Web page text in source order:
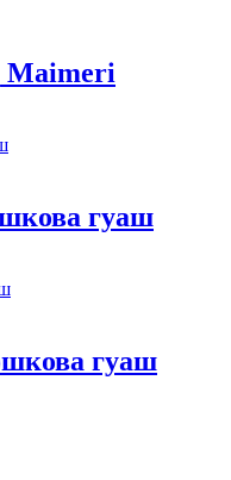
Maimeri
гуаш
гуаш